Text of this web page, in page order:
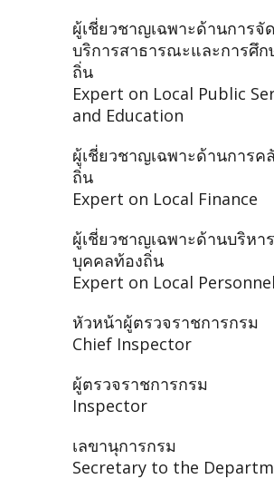
ผู้เชี่ยวชาญเฉพาะด้านการจั
บริการสาธารณะและการศึก
ถิ่น
Expert on Local Public
and Education
ผู้เชี่ยวชาญเฉพาะด้านการค
ถิ่น
Expert on Local Finance
ผู้เชี่ยวชาญเฉพาะด้านบริหา
บุคคลท้องถิ่น
Expert on Local Personnel
หัวหน้าผู้ตรวจราชการกรม
Chief Inspector
ผู้ตรวจราชการกรม
Inspector
เลขานุการกรม
Secretary to the